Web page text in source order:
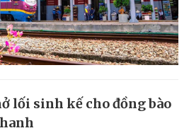
lối sinh kế cho đồng bào